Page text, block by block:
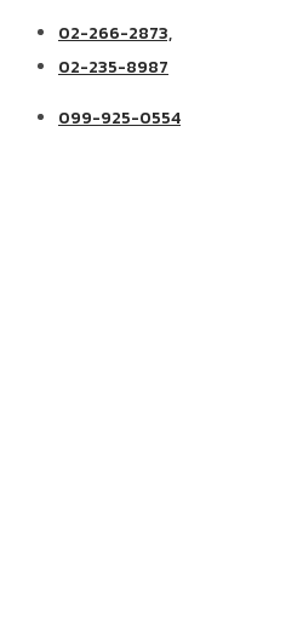
02-266-2873,
02-235-8987
099-925-0554